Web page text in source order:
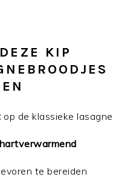
KIP
op de klassieke lasagne
te bereiden